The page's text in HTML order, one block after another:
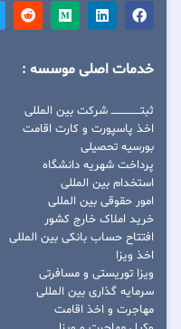
خدمات اصلی موسسه :
ثبتــــــــــــــــ شرکت بین المللی
اخذ پاسپورت و کارت اقامت
بورسیه تحصیلی
پرداخت شهریه دانشگاه
استخدام بین المللی
امور حقوقی بین المللی
خرید املاک خارج کشور
افتتاح حساب بانکی بین المللی
اخذ ویزا
ویزا توریستی و مسافرتی
سرمایه گذاری بین المللی
مهاجرت و اخذ اقامت